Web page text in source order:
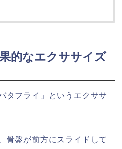
的なエクササイズ
タフライ」というエクササ
骨盤が前方にスライドして